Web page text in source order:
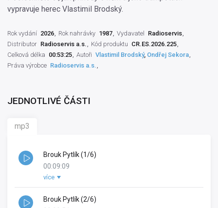
vypravuje herec Vlastimil Brodský.
Rok vydání 2026 Rok nahrávky 1987 Vydavatel
Radioservis
Distributor Radioservis a.s. Kód produktu CR.ES.2026.225
Celková délka 00:53:25 Autoři Vlastimil Brodský, Ondřej Sekora
Práva výrobce Radioservis a.s.
JEDNOTLIVÉ ČÁSTI
mp3
Brouk Pytlík (1/6)
00:09:09
Ostatní:
Režisér pořadu:Miroslav Šváb
Dramaturg literární:
více
Brouk Pytlík (2/6)